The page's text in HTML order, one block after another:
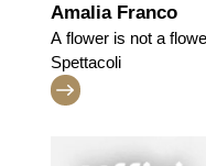
Amalia Franco
A flower is not a
Opera per corpi
alla Medusa di
Spettacoli